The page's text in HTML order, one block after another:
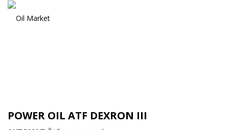
POWER OIL ATF DEXRON III